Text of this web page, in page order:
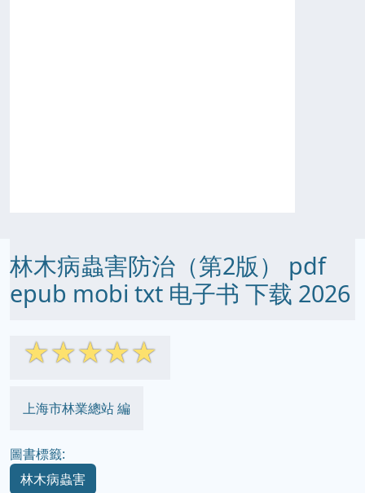
林木病蟲害防治（第2版） pdf
epub mobi txt 电子书 下载 2026
☆☆☆☆☆
上海市林業總站 編
圖書標籤:
林木病蟲害